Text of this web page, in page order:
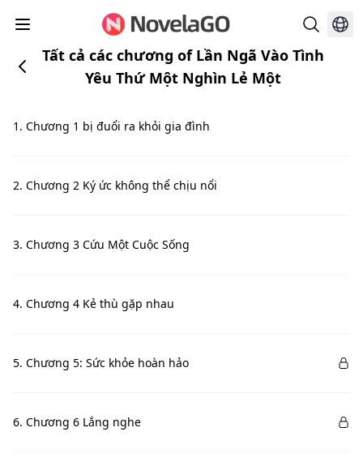
Tất cả các chương of Lần Ngã Vào Tình
Yêu Thứ Một Nghìn Lẻ Một
1. Chương 1 bị đuổi ra khỏi gia đình
2. Chương 2 Ký ức không thể chịu nổi
3. Chương 3 Cứu Một Cuộc Sống
4. Chương 4 Kẻ thù gặp nhau
5. Chương 5: Sức khỏe hoàn hảo
6. Chương 6 Lắng nghe